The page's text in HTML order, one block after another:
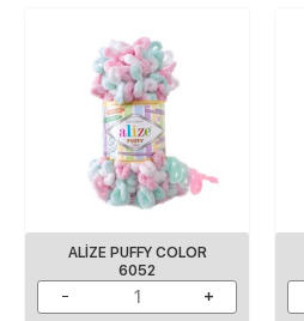
ALIZE PUFFY COLOR
6052